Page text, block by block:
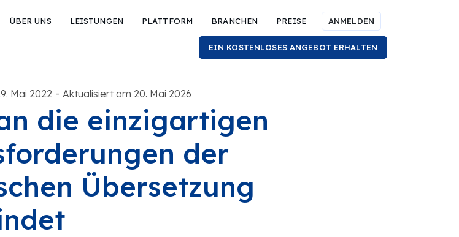
ÜBER UNS LEISTUNGEN PLATTFORM BRANCHEN PREISE ANMELDEN
EIN KOSTENLOSES ANGEBOT ERHALTEN
Mai 2022 - Aktualisiert am 20. Mai 2026
die einzigartigen
der
Übersetzung